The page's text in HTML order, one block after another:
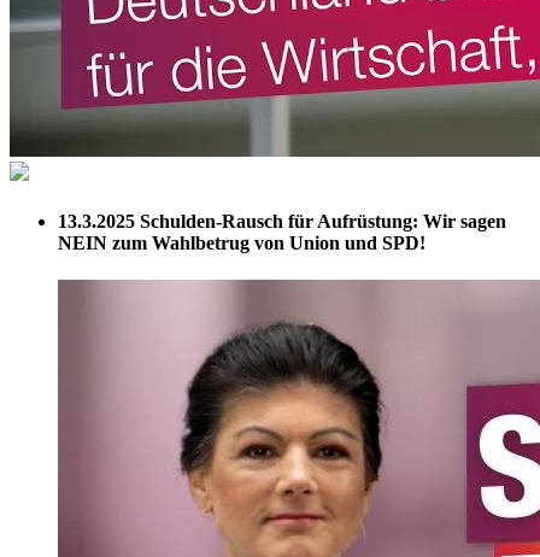
13.3.2025 Schulden-Rausch für Aufrüstung: Wir sagen
NEIN zum Wahlbetrug von Union und SPD!